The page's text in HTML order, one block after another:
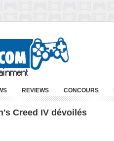
REVIEWS CONCOURS
Creed IV dévoilés